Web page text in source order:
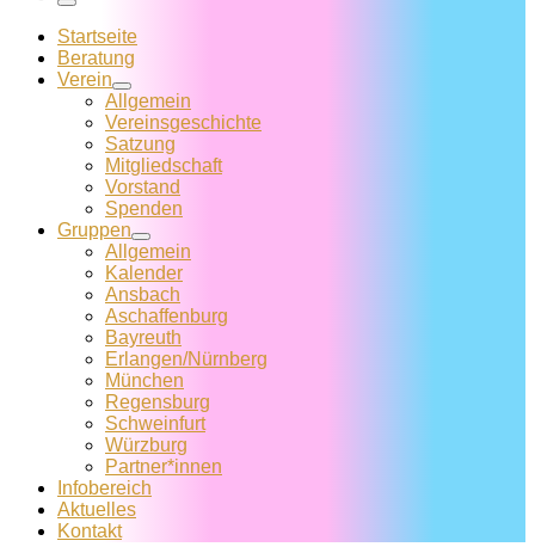
Menü
Startseite
Beratung
Verein
Allgemein
Vereins­geschichte
Satzung
Mitglied­schaft
Vorstand
Spenden
Gruppen
Allgemein
Kalender
Ansbach
Aschaffenburg
Bayreuth
Erlangen/Nürnberg
München
Regensburg
Schweinfurt
Würzburg
Partner*innen
Infobereich
Aktuelles
Kontakt